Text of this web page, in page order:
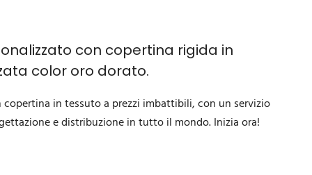
con copertina rigida in
color oro dorato.
in tessuto a prezzi imbattibili, con un servizio
e distribuzione in tutto il mondo. Inizia ora!